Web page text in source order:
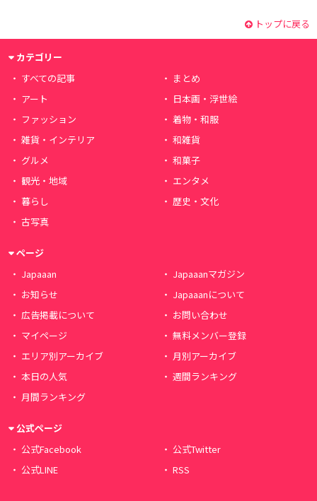
トップに戻る
カテゴリー
すべての記事
まとめ
アート
日本画・浮世絵
ファッション
着物・和服
雑貨・インテリア
和雑貨
グルメ
和菓子
観光・地域
エンタメ
暮らし
歴史・文化
古写真
ページ
Japaaan
Japaaanマガジン
お知らせ
Japaaanについて
広告掲載について
お問い合わせ
マイページ
無料メンバー登録
エリア別アーカイブ
月別アーカイブ
本日の人気
週間ランキング
月間ランキング
公式ページ
公式Facebook
公式Twitter
公式LINE
RSS